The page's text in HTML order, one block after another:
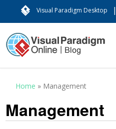
Visual Paradigm Desktop |
Home » Management
Management